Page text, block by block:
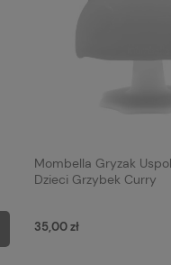
Mombella Gryzak
Dzieci Grzybek Curry
35,00 zł